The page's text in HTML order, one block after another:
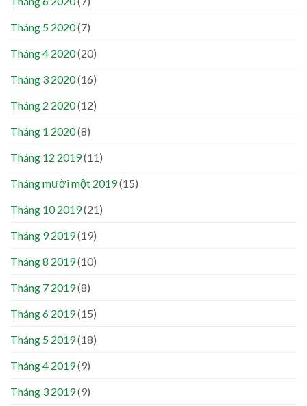
Tháng 5 2020(7)
Tháng 4 2020(20)
Tháng 3 2020(16)
Tháng 2 2020(12)
Tháng 1 2020(8)
Tháng 12 2019(11)
Tháng mười một 2019(15)
Tháng 10 2019(21)
Tháng 9 2019(19)
Tháng 8 2019(10)
Tháng 7 2019(8)
Tháng 6 2019(15)
Tháng 5 2019(18)
Tháng 4 2019(9)
Tháng 3 2019(9)